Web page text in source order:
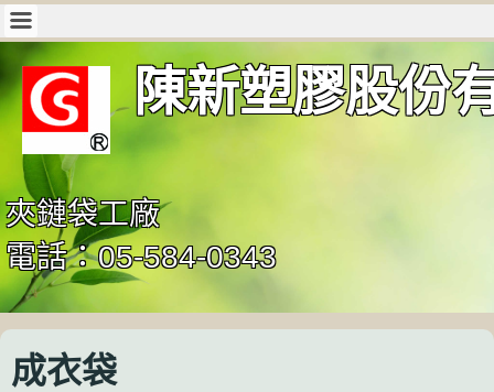
陳新塑膠股份
夾鏈袋工廠
電話：05-584-0343
成衣袋